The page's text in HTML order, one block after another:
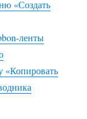
«Создать
ленты
«Копировать